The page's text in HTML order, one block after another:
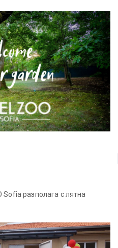
Sofia разполага с лятна